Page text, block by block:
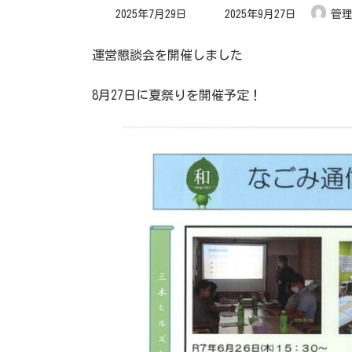
2025年7月29日
最
終
日
時
2025年9月27日 管
運営懇談会を開催しました
8月27日に夏祭りを開催予定！